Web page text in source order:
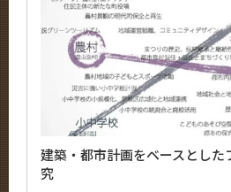
建築・都市計画をベースとした
究